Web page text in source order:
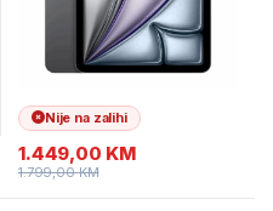
Nije na zalihi
1.449,00 KM
1.799,00KM